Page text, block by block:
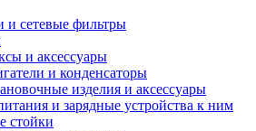
и сетевые фильтры
и аксессуары
и конденсаторы
изделия и аксессуары
и зарядные устройства к ним
стойки